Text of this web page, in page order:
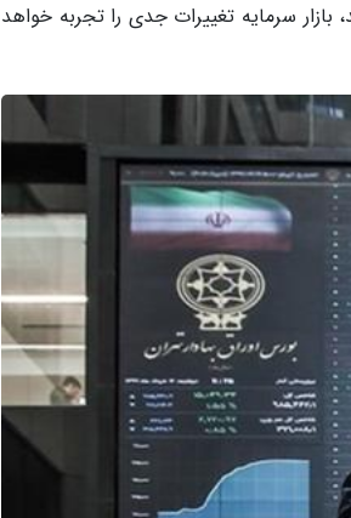
بازار سرمایه تغییرات جدی را تجربه خواهد